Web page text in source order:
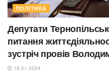
ПОЛІТИКА
Депутати
питання
зустріч провів
19.01.2024